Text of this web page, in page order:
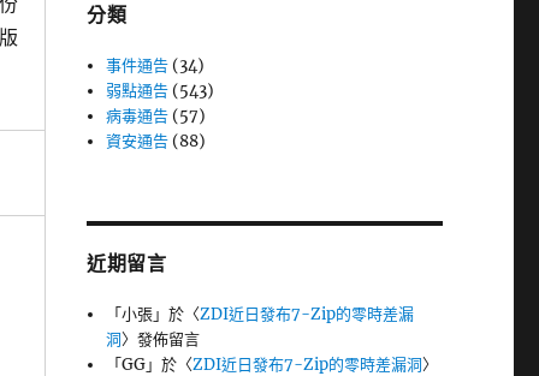
分類
事件通告 (34)
弱點通告 (543)
病毒通告 (57)
資安通告 (88)
近期留言
「小張」於〈ZDI近日發布7-Zip的零時差漏
洞〉發佈留言
「GG」於〈ZDI近日發布7-Zip的零時差漏洞〉